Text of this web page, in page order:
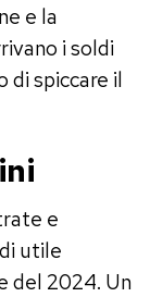
e la
i soldi
di spiccare il
e
utile
del 2024. Un